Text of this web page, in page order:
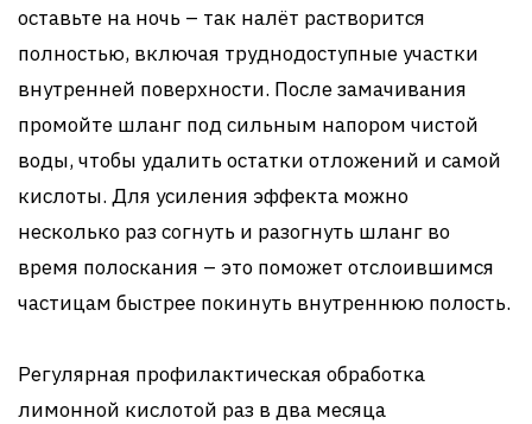
оставьте на ночь – так налёт растворится
полностью, включая труднодоступные участки
внутренней поверхности. После замачивания
промойте шланг под сильным напором чистой
воды, чтобы удалить остатки отложений и самой
кислоты. Для усиления эффекта можно
несколько раз согнуть и разогнуть шланг во
время полоскания – это поможет отслоившимся
частицам быстрее покинуть внутреннюю полость.
Регулярная профилактическая обработка
лимонной кислотой раз в два месяца